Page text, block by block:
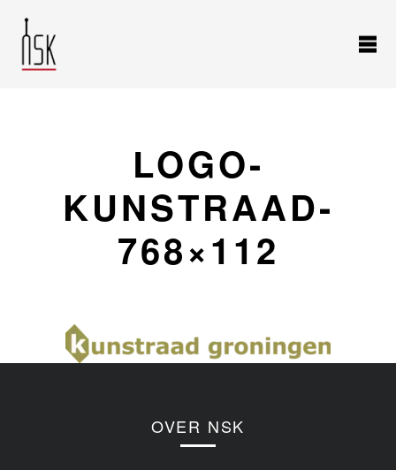
LOGO-
KUNSTRAAD-
768×112
OVER NSK